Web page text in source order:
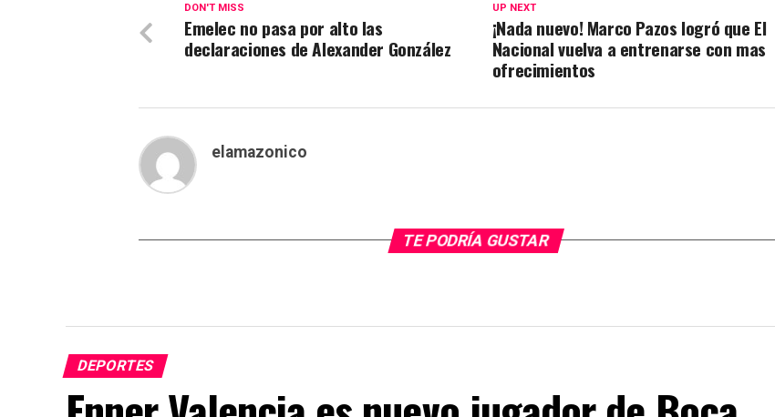
UP NEXT
¡Nada nuevo! Marco Pazos logró que El
Nacional vuelva a entrenarse con mas
ofrecimientos
DON'T MISS
Emelec no pasa por alto las
declaraciones de Alexander González
elamazonico
TE PODRÍA GUSTAR
DEPORTES